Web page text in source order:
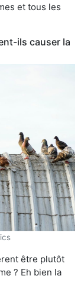
et tous les
ils causer la
être plutôt
? Eh bien la